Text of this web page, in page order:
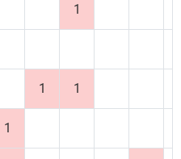
1
1 1
1